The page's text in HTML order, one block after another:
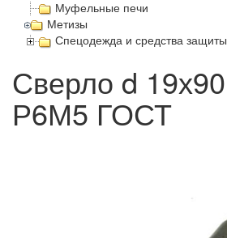
Муфельные печи
Метизы
Спецодежда и средства защиты
Сверло d
Р6М5 ГОСТ